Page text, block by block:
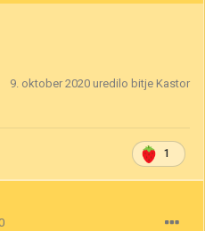
9. oktober 2020 uredilo bitje Kastor
1